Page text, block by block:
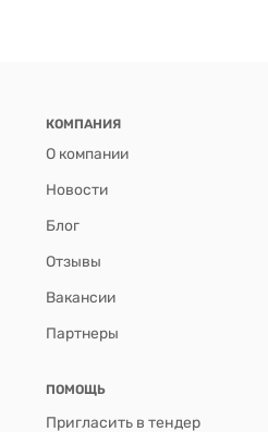
КОМПАНИЯ
О компании
Новости
Блог
Отзывы
Вакансии
Партнеры
ПОМОЩЬ
Пригласить в тендер